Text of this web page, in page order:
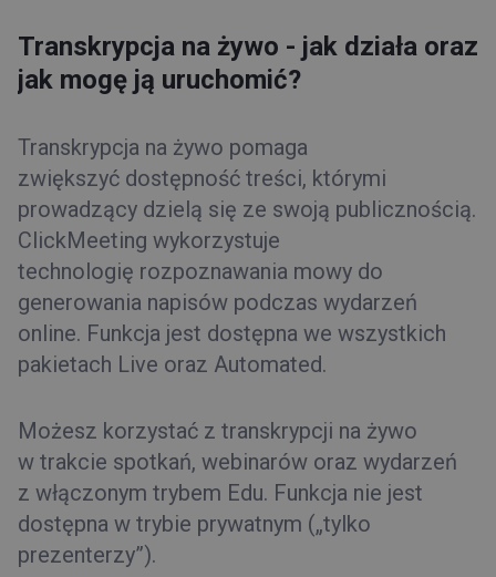
Jak dołączyć?
Menu po lewej
Menu po prawej
Górny pasek
Rady i wskazówki
Transkrypcja na żywo - jak działa oraz
jak mogę ją uruchomić?
Transkrypcja na żywo pomaga
zwiększyć dostępność treści, którymi
prowadzący dzielą się ze swoją publicznością.
ClickMeeting wykorzystuje
technologię rozpoznawania mowy do
generowania napisów podczas wydarzeń
online. Funkcja jest dostępna we wszystkich
pakietach Live oraz Automated.
Możesz korzystać z transkrypcji na żywo
w trakcie spotkań, webinarów oraz wydarzeń
z włączonym trybem Edu. Funkcja nie jest
dostępna w trybie prywatnym („tylko
prezenterzy”).